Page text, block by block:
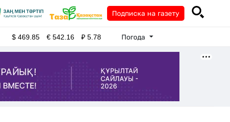
Подписка на газету
$469.85 €542.16 ₽5.78 Погода